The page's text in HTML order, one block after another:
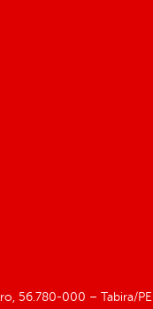
56.780-000 – Tabira/PE